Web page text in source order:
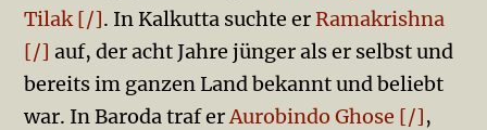
Tilak [/]. In Kalkutta suchte erRamakrishna
[/] auf, der acht Jahre jünger als er selbst und
bereits im ganzen Land bekannt und beliebt
war. In Baroda traf erAurobindo Ghose [/],